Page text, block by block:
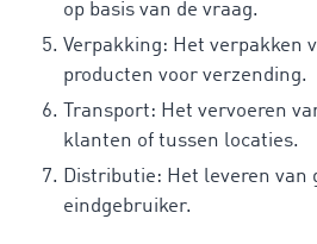
op basis van de vraag.
Verpakking: Het verpakken
producten voor verzending.
Transport: Het vervoeren
klanten of tussen locaties.
Distributie: Het leveren van
eindgebruiker.